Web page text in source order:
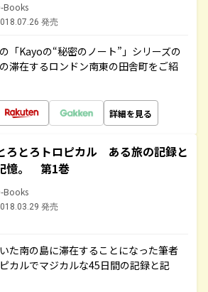
Books
発売
「Kayoの“秘密のノート”」シリーズの
滞在するロンドン南東の田舎町をご紹
詳細を見る
ろとろトロピカル ある旅の記録と
憶。 第1巻
Books
発売
た南の島に滞在することになった筆者
カルでマジカルな45日間の記録と記